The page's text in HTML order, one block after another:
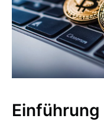
Einführung